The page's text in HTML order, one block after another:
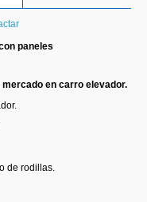
paneles
en carro elevador.
de rodillas.